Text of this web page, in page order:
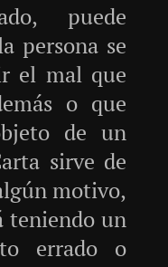
puede
persona se
el mal que
o que
de un
sirve de
motivo,
teniendo un
errado o